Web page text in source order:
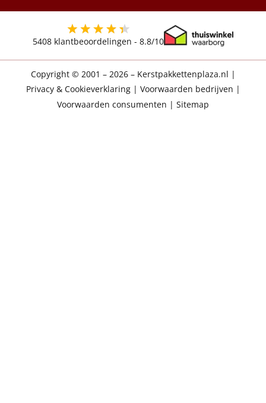
5408 klantbeoordelingen - 8.8/10
Copyright © 2001 – 2026 – Kerstpakkettenplaza.nl |
Privacy & Cookieverklaring| Voorwaarden bedrijven |
Voorwaarden consumenten | Sitemap